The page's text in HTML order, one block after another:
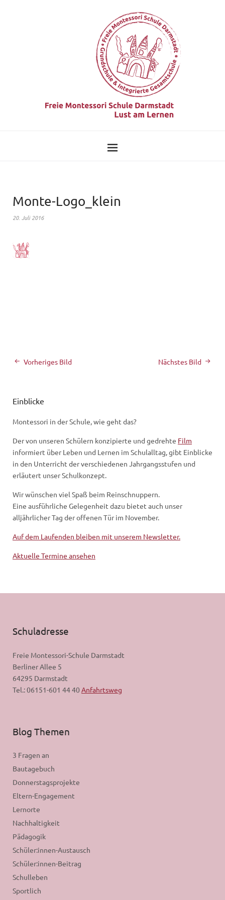
Monte-Logo_klein
20. Juli 2016
Nächstes Bild
Vorheriges Bild
Einblicke
Montessori in der Schule, wie geht das?
Der von unseren Schülern konzipierte und gedrehte Film
informiert über Leben und Lernen im Schulalltag, gibt Einblicke
in den Unterricht der verschiedenen Jahrgangsstufen und
erläutert unser Schulkonzept.
Wir wünschen viel Spaß beim Reinschnuppern.
Eine ausführliche Gelegenheit dazu bietet auch unser
alljährlicher Tag der offenen Tür im November.
Auf dem Laufenden bleiben mit unserem Newsletter.
Aktuelle Termine ansehen
Schuladresse
Freie Montessori-Schule Darmstadt
Berliner Allee 5
64295 Darmstadt
Tel.: 06151-601 44 40Anfahrtsweg
Blog Themen
3 Fragen an
Bautagebuch
Donnerstagsprojekte
Eltern-Engagement
Lernorte
Nachhaltigkeit
Pädagogik
Schüler:innen-Austausch
Schüler:innen-Beitrag
Schulleben
Sportlich